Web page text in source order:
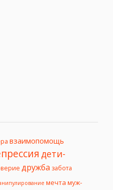
взаимопомощь
дети-
дружба забота
мечта муж-